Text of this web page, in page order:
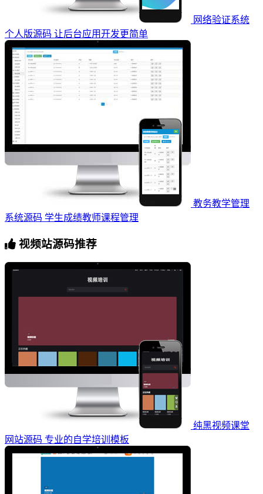
网络验证系统
个人版源码 让后台应用开发更简单
教务教学管理
系统源码 学生成绩教师课程管理
视频站源码推荐
纯黑视频课堂
网站源码 专业的自学培训模板